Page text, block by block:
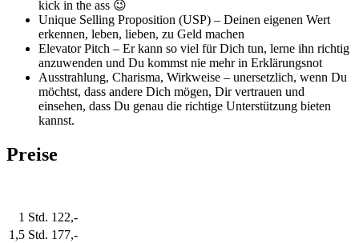
kick in the ass 😉
Unique Selling Proposition (USP) – Deinen eigenen Wert
erkennen, leben, lieben, zu Geld machen
Elevator Pitch – Er kann so viel für Dich tun, lerne ihn richtig
anzuwenden und Du kommst nie mehr in Erklärungsnot
Ausstrahlung, Charisma, Wirkweise – unersetzlich, wenn Du
möchtst, dass andere Dich mögen, Dir vertrauen und
einsehen, dass Du genau die richtige Unterstützung bieten
kannst.
Preise
1 Std. 122,-
1,5 Std. 177,-